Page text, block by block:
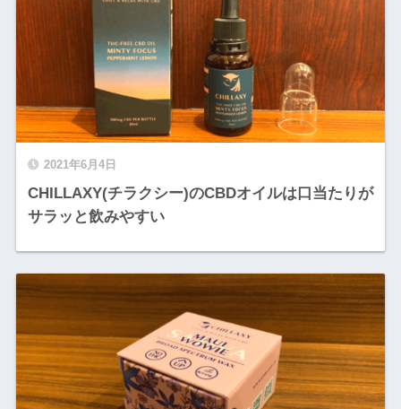
2021年6月4日
CHILLAXY(チラクシー)のCBDオイルは口当たりが
サラッと飲みやすい